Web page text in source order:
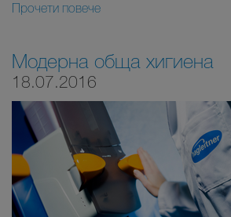
Прочети повече
Модерна обща хигиена
18.07.2016